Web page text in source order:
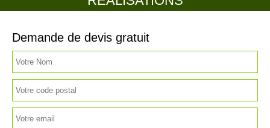
Demande de devis gratuit